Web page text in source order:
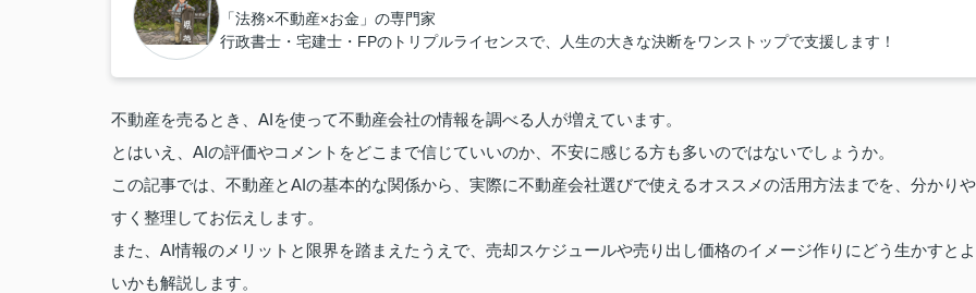
「法務×不動産×お金」の専門家
行政書士・宅建士・FPのトリプルライセンスで、人生の大きな決断をワンストップで支援します！
不動産を売るとき、AIを使って不動産会社の情報を調べる人が増えています。
とはいえ、AIの評価やコメントをどこまで信じていいのか、不安に感じる方も多いのではないでしょうか。
この記事では、不動産とAIの基本的な関係から、実際に不動産会社選びで使えるオススメの活用方法までを、分かりや
すく整理してお伝えします。
また、AI情報のメリットと限界を踏まえたうえで、売却スケジュールや売り出し価格のイメージ作りにどう生かすとよ
いかも解説します。